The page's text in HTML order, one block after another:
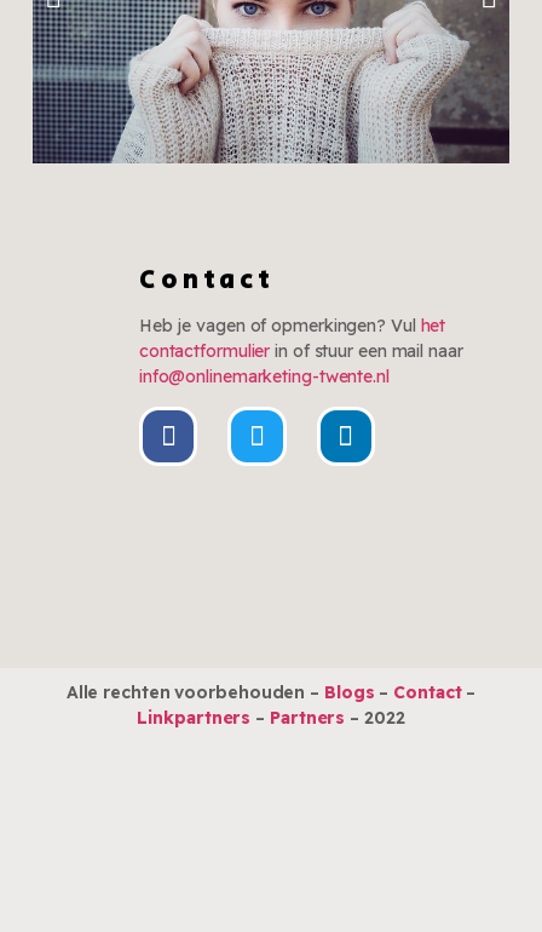
meer weg te denken
Klik hier
Contact
Heb je vagen of opmerkingen? Vul het
contactformulier in of stuur een mail naar
info@onlinemarketing-twente.nl
Alle rechten voorbehouden – Blogs – Contact –
Linkpartners – Partners – 2022